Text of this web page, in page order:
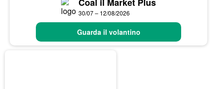
30/07 – 12/08/2026
Guarda il volantino